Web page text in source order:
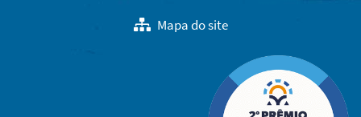
Mapa do site